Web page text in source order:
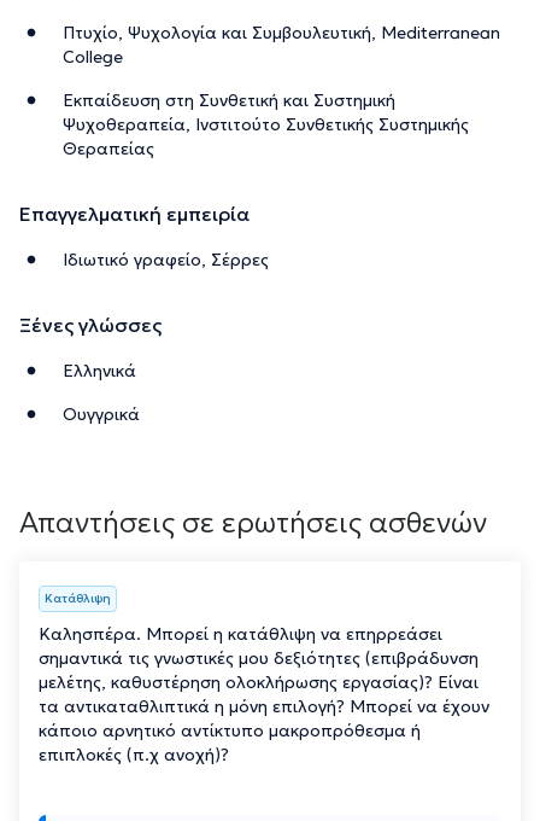
Πτυχίο, Ψυχολογία και Συμβουλευτική, Mediterranean
College
Εκπαίδευση στη Συνθετική και Συστημική
Ψυχοθεραπεία, Ινστιτούτο Συνθετικής Συστημικής
Θεραπείας
Επαγγελματική εμπειρία
Ιδιωτικό γραφείο, Σέρρες
Ξένες γλώσσες
Ελληνικά
Ουγγρικά
Απαντήσεις σε ερωτήσεις ασθενών
Κατάθλιψη
Καλησπέρα. Μπορεί η κατάθλιψη να επηρρεάσει
σημαντικά τις γνωστικές μου δεξιότητες (επιβράδυνση
μελέτης, καθυστέρηση ολοκλήρωσης εργασίας)? Είναι
τα αντικαταθλιπτικά η μόνη επιλογή? Μπορεί να έχουν
κάποιο αρνητικό αντίκτυπο μακροπρόθεσμα ή
επιπλοκές (π.χ ανοχή)?